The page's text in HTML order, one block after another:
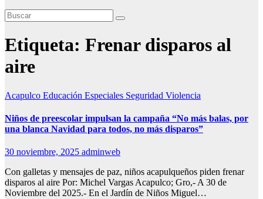
Etiqueta: Frenar disparos al
aire
Acapulco Educación Especiales Seguridad Violencia
Niños de preescolar impulsan la campaña “No más balas, por
una blanca Navidad para todos, no más disparos”
30 noviembre, 2025 adminweb
Con galletas y mensajes de paz, niños acapulqueños piden frenar
disparos al aire Por: Michel Vargas Acapulco; Gro,- A 30 de
Noviembre del 2025.- En el Jardín de Niños Miguel…